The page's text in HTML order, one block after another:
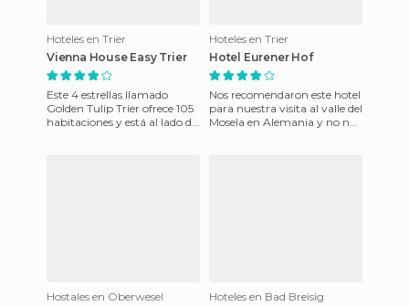
Hoteles en Trier
Vienna House Easy Trier
Este 4 estrellas llamado
Golden Tulip Trier ofrece 105
habitaciones y está al lado de
Hoteles en Trier
Hotel Eurener Hof
Nos recomendaron este hotel
para nuestra visita al valle del
Mosela en Alemania y no nos
Hostales en Oberwesel
Hoteles en Bad Breisig